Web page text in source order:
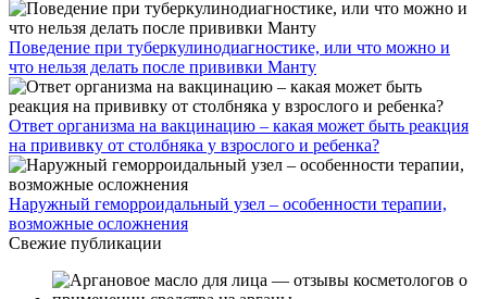
Поведение при туберкулинодиагностике, или что можно и
что нельзя делать после прививки Манту
Ответ организма на вакцинацию – какая может быть реакция
на прививку от столбняка у взрослого и ребенка?
Наружный геморроидальный узел – особенности терапии,
возможные осложнения
Свежие публикации